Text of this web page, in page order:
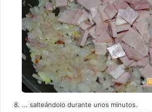
... salteándolo durante unos minutos.